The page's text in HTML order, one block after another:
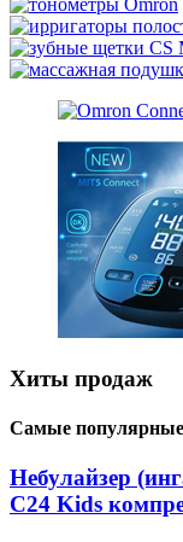
Хиты продаж
Самые
Небулайзер
C24 Kids